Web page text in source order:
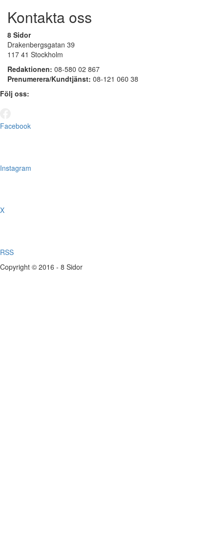
Kontakta oss
8 Sidor
Drakenbergsgatan 39
117 41 Stockholm
Redaktionen: 08-580 02 867
Prenumerera/Kundtjänst: 08-121 060 38
Följ oss:
Facebook
Instagram
X
RSS
Copyright © 2016 - 8 Sidor